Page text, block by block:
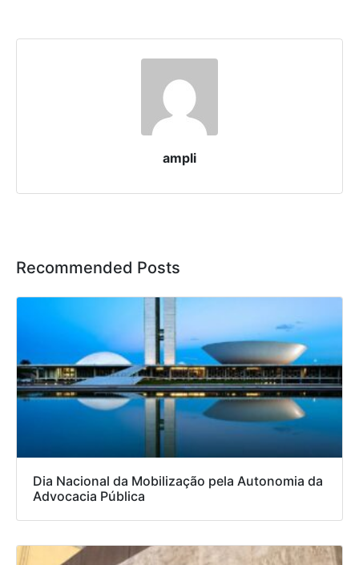
ampli
Recommended Posts
Dia Nacional da Mobilização pela Autonomia da
Advocacia Pública